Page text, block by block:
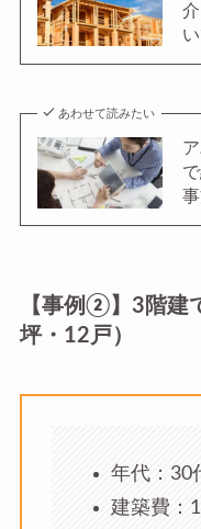
あわせて読みたい
【事例②】3階建
坪・12戸）
年代：30
建築費：